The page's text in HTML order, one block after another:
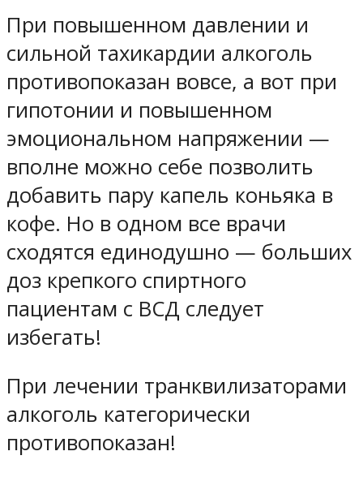
При повышенном давлении и
сильной тахикардии алкоголь
противопоказан вовсе, а вот при
гипотонии и повышенном
эмоциональном напряжении —
вполне можно себе позволить
добавить пару капель коньяка в
кофе. Но в одном все врачи
сходятся единодушно — больших
доз крепкого спиртного
пациентам с ВСД следует
избегать!
При лечении транквилизаторами
алкоголь категорически
противопоказан!